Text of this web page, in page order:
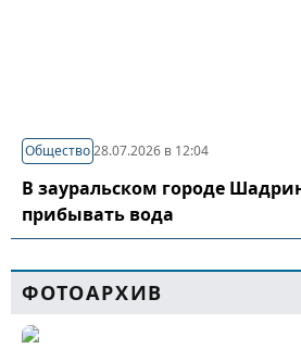
Общество28.07.2026 в 12:04
В зауральском городе
прибывать вода
ФОТОАРХИВ